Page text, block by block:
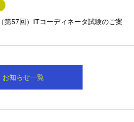
第57回）ITコーディネータ試験のご案
お知らせ一覧